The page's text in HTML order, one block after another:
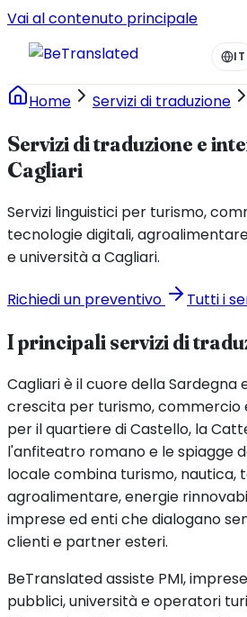
Vai al contenuto principale
IT
Home Servizi di traduzione
Servizi di traduzione e
Cagliari
Servizi linguistici per turismo,
tecnologie digitali,
e università a Cagliari.
Richiedi un preventivo Tutti i
I principali servizi di
Cagliari è il cuore della Sardegna
crescita per turismo, commercio
per il quartiere di Castello, la
l'anfiteatro romano e le spiagge
locale combina turismo, nautica,
agroalimentare, energie
imprese ed enti che dialogano
clienti e partner esteri.
BeTranslated assiste PMI,
pubblici, università e operatori